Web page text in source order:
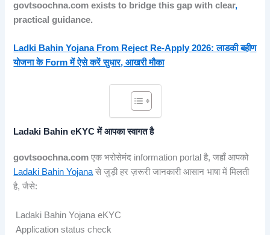
govtsoochna.com exists to bridge this gap with clear,
practical guidance.
Ladki Bahin Yojana From Reject Re-Apply 2026: लाडकी बहीण
योजना के Form में ऐसे करें सुधार, आखरी मौका
Ladaki Bahin eKYC में आपका स्वागत है
govtsoochna.com एक भरोसेमंद information portal है, जहाँ आपको
Ladaki Bahin Yojana से जुड़ी हर ज़रूरी जानकारी आसान भाषा में मिलती
है, जैसे:
Ladaki Bahin Yojana eKYC
Application status check